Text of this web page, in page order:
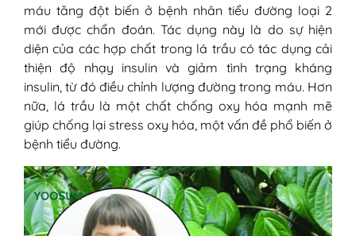
máu tăng đột biến ở bệnh nhân tiểu đường loại 2
mới được chẩn đoán. Tác dụng này là do sự hiện
diện của các hợp chất trong lá trầu có tác dụng cải
thiện độ nhạy insulin và giảm tình trạng kháng
insulin, từ đó điều chỉnh lượng đường trong máu. Hơn
nữa, lá trầu là một chất chống oxy hóa mạnh mẽ
giúp chống lại stress oxy hóa, một vấn đề phổ biến ở
bệnh tiểu đường.